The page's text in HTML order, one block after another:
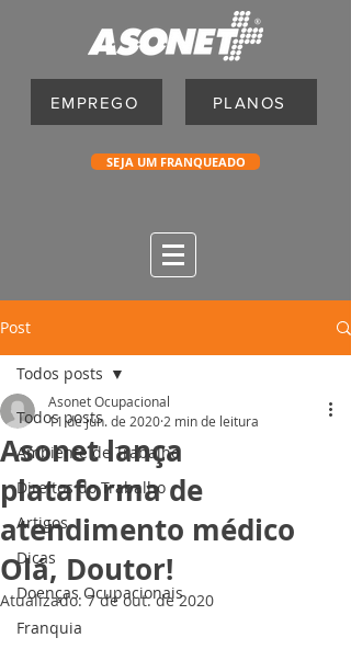
EMPREGO PLANOS
SEJA UM FRANQUEADO
Post
Todos posts
Ambiente de Trabalho
Direitos do Trabalho
Artigos
Dicas
Doenças Ocupacionais
Franquia
Todos posts
Asonet lança
plataforma de
atendimento médico
Olá, Doutor!
Asonet Ocupacional
11 de jun. de 2020 2 min de leitura
Atualizado:7 de out. de 2020